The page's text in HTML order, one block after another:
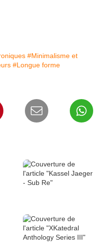
#Minimalisme et
#Longue forme